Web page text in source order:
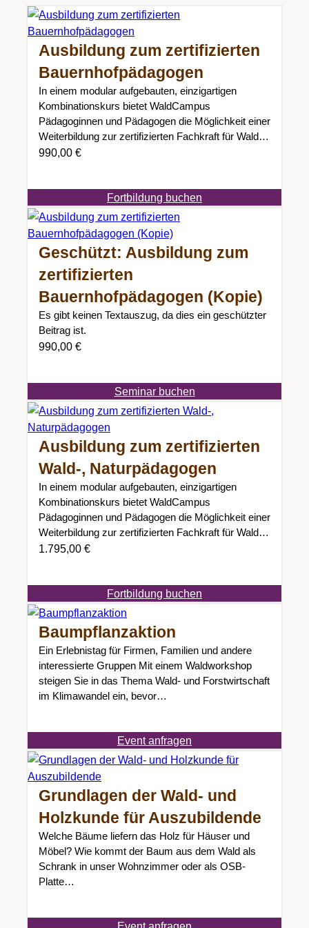
Ausbildung zum zertifizierten
Bauernhofpädagogen
In einem modular aufgebauten, einzigartigen
Kombinationskurs bietet WaldCampus
Pädagoginnen und Pädagogen die Möglichkeit einer
Weiterbildung zur zertifizierten Fachkraft für Wald-
und Naturpädagogik und /…
990,00 €
Fortbildung buchen
Geschützt: Ausbildung zum
zertifizierten
Bauernhofpädagogen (Kopie)
Es gibt keinen Textauszug, da dies ein geschützter
Beitrag ist.
990,00 €
Seminar buchen
Ausbildung zum zertifizierten
Wald-, Naturpädagogen
In einem modular aufgebauten, einzigartigen
Kombinationskurs bietet WaldCampus
Pädagoginnen und Pädagogen die Möglichkeit einer
Weiterbildung zur zertifizierten Fachkraft für Wald-
und Naturpädagogik und /…
1.795,00 €
Fortbildung buchen
Baumpflanzaktion
Ein Erlebnistag für Firmen, Familien und andere
interessierte Gruppen Mit einem Waldworkshop
steigen Sie in das Thema Wald- und Forstwirtschaft
im Klimawandel ein, bevor…
Event anfragen
Grundlagen der Wald- und
Holzkunde für Auszubildende
Welche Bäume liefern das Holz für Häuser und
Möbel? Wie kommt der Baum aus dem Wald als
Schrank in unser Wohnzimmer oder als OSB-
Platte…